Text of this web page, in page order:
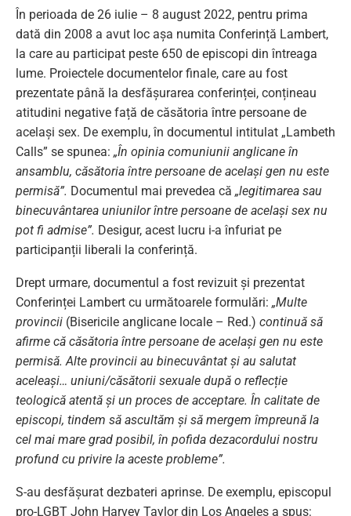
În perioada de 26 iulie – 8 august 2022, pentru prima
dată din 2008 a avut loc așa numita Conferință Lambert,
la care au participat peste 650 de episcopi din întreaga
lume. Proiectele documentelor finale, care au fost
prezentate până la desfășurarea conferinței, conțineau
atitudini negative față de căsătoria între persoane de
același sex. De exemplu, în documentul intitulat „Lambeth
Calls” se spunea: „În opinia comuniunii anglicane în
ansamblu, căsătoria între persoane de același gen nu este
permisă”. Documentul mai prevedea că „legitimarea sau
binecuvântarea uniunilor între persoane de același sex nu
pot fi admise”. Desigur, acest lucru i-a înfuriat pe
participanții liberali la conferință.
Drept urmare, documentul a fost revizuit și prezentat
Conferinței Lambert cu următoarele formulări: „Multe
provincii (Bisericile anglicane locale – Red.) continuă să
afirme că căsătoria între persoane de același gen nu este
permisă. Alte provincii au binecuvântat și au salutat
aceleași… uniuni/căsătorii sexuale după o reflecție
teologică atentă și un proces de acceptare. În calitate de
episcopi, tindem să ascultăm și să mergem împreună la
cel mai mare grad posibil, în pofida dezacordului nostru
profund cu privire la aceste probleme”.
S-au desfășurat dezbateri aprinse. De exemplu, episcopul
pro-LGBT John Harvey Taylor din Los Angeles a spus: